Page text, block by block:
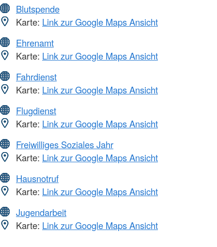
Blutspende
Karte: Link zur Google Maps Ansicht
Ehrenamt
Karte: Link zur Google Maps Ansicht
Fahrdienst
Karte: Link zur Google Maps Ansicht
Flugdienst
Karte: Link zur Google Maps Ansicht
Freiwilliges Soziales Jahr
Karte: Link zur Google Maps Ansicht
Hausnotruf
Karte: Link zur Google Maps Ansicht
Jugendarbeit
Karte: Link zur Google Maps Ansicht